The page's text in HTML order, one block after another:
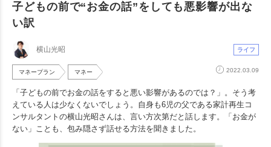
子どもの前で“お金の話”をしても悪影響が出な
い訳
横山光昭 ライフ
マネープラン マネー 2022.03.09
「子どもの前でお金の話をすると悪い影響があるのでは？」。そう考
えている人は少なくないでしょう。自身も6児の父である家計再生コ
ンサルタントの横山光昭さんは、言い方次第だと話します。「お金が
ない」ことも、包み隠さず話せる方法を聞きました。